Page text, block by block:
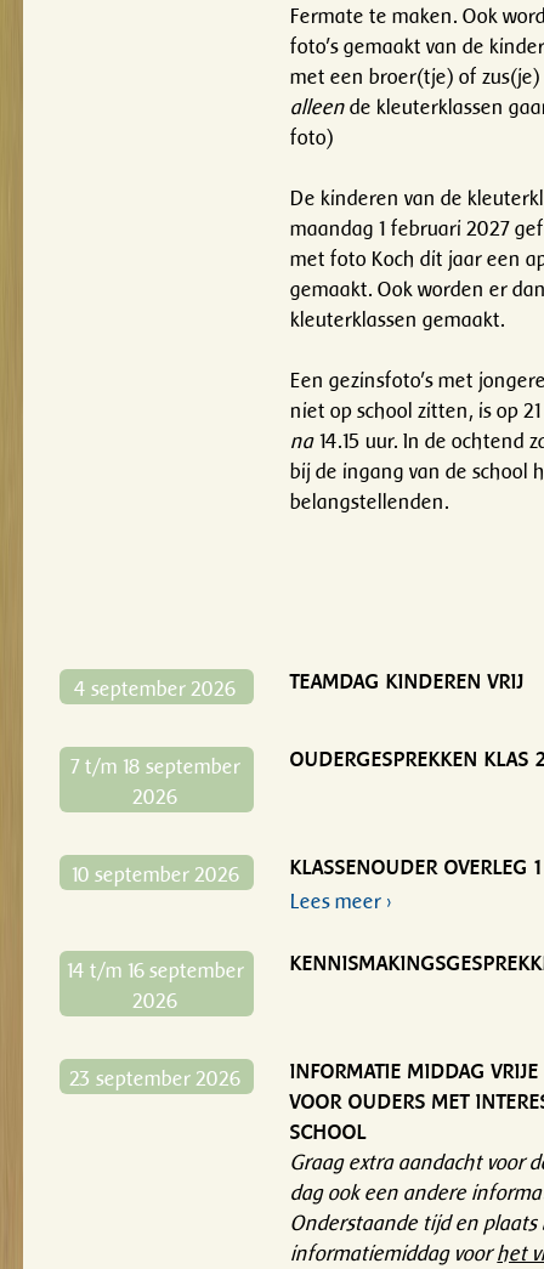
Fermate te maken. Ook
foto's gemaakt van de
met een broer(tje) of
alleen de kleuterklassen
foto)
De kinderen van de
maandag 1 februari 2027
met foto Koch dit jaar een
gemaakt. Ook worden er
kleuterklassen gemaakt.
Een gezinsfoto's met
niet op school zitten, is op
na14.15 uur. In de ochtend
bij de ingang van de school
belangstellenden.
4 september 2026 TEAMDAG KINDEREN VRIJ
7 t/m 18 september
2026
OUDERGESPREKKEN
10 september 2026
KLASSENOUDER OVERLEG
Lees meer ›
14 t/m 16 september
2026
23 september 2026
INFORMATIE MIDDAG
VOOR OUDERS MET
SCHOOL
Graag extra aandacht voor
dag ook een andere
Onderstaande tijd en
informatiemiddag voorhet